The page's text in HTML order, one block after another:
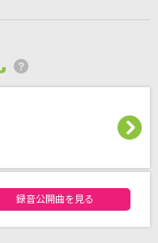
録音公開曲を見る